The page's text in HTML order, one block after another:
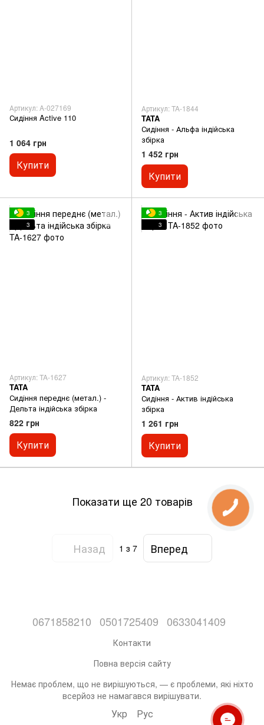
Артикул: A-027169
Сидіння Active 110
1 064 грн
Купити
Артикул: TA-1844
TATA
Сидіння - Альфа індійська
збірка
1 452 грн
Купити
3
3
Артикул: TA-1627
TATA
Сидіння переднє (метал.) -
Дельта індійська збірка
822 грн
Купити
3
3
Артикул: TA-1852
TATA
Сидіння - Актив індійська
збірка
1 261 грн
Купити
Показати ще 20 товарів
Назад 1 з 7 Вперед
0671858210 0501725409 0633041409
Контакти
Повна версія сайту
Немає проблем, що не вирішуються, — є проблеми, які ніхто
всерйоз не намагався вирішувати.
Укр Рус